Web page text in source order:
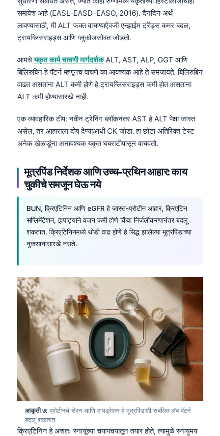
समावेश आहे (EASL-EASD-EASO, 2016). दैनंदिन अर्थ
लावण्यासाठी, मी ALT फक्त वाचण्याऐवजी एन्झाईम ट्रेंड्स कमर बदल,
ट्रायग्लिसराइड्स आणि ग्लुकोजसोबत जोडतो.
आमचेयकृत कार्य चाचणी मार्गदर्शकALT, AST, ALP, GGT आणि
बिलिरुबिन हे पॅटर्न म्हणूनच वाचणे का आवश्यक आहे ते समजावते. बिलिरुबिन
वाढत असताना ALT कमी होणे हे ट्रायग्लिसराइड्स कमी होत असताना
ALT कमी होण्यासारखे नाही.
एक व्यावहारिक टीप: नवीन ट्रेनिंग ब्लॉकनंतर AST हे ALT पेक्षा जास्त
असेल, तर आहाराला दोष देण्याआधी CK जोडा. हा छोटा अतिरिक्त टेस्ट
अनेक खेळाडूंना अनावश्यक यकृत घबराटीपासून वाचवतो.
मूत्रपिंड निर्देशक आणि उच्च-प्रथिन आहार: काय
चुकीचे समजून घेऊ नये
BUN, क्रिएटिनिन आणि eGFR हे जास्त-प्रोटीन आहार, क्रिएटिन
सप्लिमेंटेशन, झपाट्याने वजन कमी होणे किंवा निर्जलीकरणानंतर बदलू
शकतात. क्रिएटिनिनमध्ये थोडी वाढ होणे हे सिद्ध झालेल्या मूत्रपिंडाच्या
नुकसानासारखे नसते.
आकृती ७: प्रोटीनचे सेवन आणि हायड्रेशन हे मूत्रपिंडाशी संबंधित लॅब पॅटर्न
बदलू शकतात.
क्रिएटिनिन हे अंशतः स्नायूंच्या चयापचयातून तयार होते, त्यामुळे स्नायुमय
پښتو
سنڌي
සිංහල
অসমীয়া
Galego
Latviešu valoda
Македонски јазик
Euskara
Gàidhlig
Afrikaans
Монгол
ພາສາລາວ
Basa Jawa
Cebuano
Кыргызча
Татар теле
Esperanto
Ślōnskŏ gŏdka